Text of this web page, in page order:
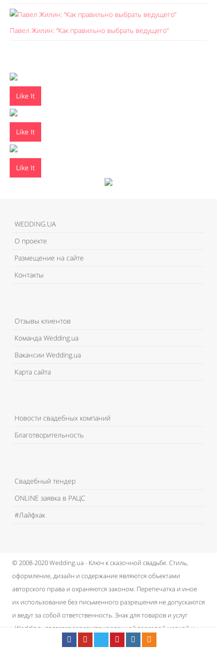
Павел Жилин: “Как правильно выбрать ведущего”
Like It
Like It
Like It
WEDDING.UA
О проекте
Размещение на сайте
Контакты
Отзывы клиентов
Команда Wedding.ua
Вакансии Wedding.ua
Карта сайта
Новости свадебных компаний
Благотворительность
Свадебный тендер
ONLINE заявка в РАЦС
#Лайфхак
© 2008-2020 Wedding.ua - Ключ к сказочной свадьбе. Стиль,
оформление, дизайн и содержание являются объектами
авторского права и охраняются законом. Перепечатка и иное
их использование без письменного разрешения не допускаются
и ведут за собой ответственность. Знак для товаров и услуг
«Wedding» является зарегистрированной торговой маркой и
принадлежит проекту.
Пользовательское соглашение